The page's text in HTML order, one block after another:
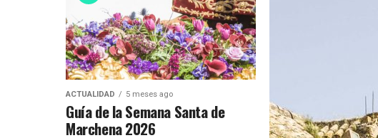
ACTUALIDAD 5 meses ago
Guía de la Semana Santa de
Marchena 2026